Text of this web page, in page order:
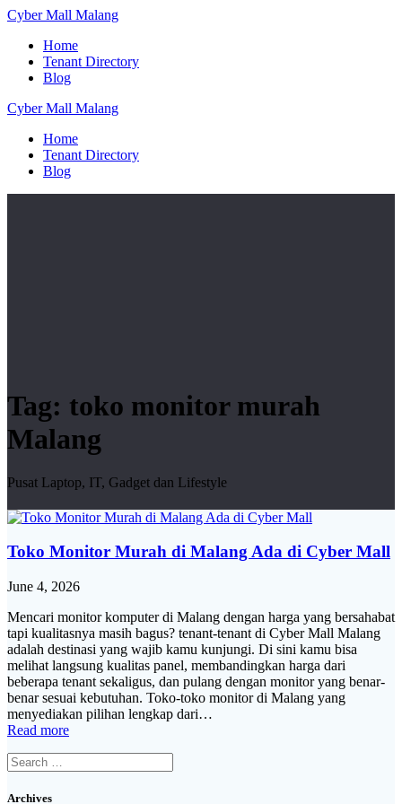
Skip
content
CyberMall Malang
Home
Tenant Directory
Blog
CyberMall Malang
Home
Tenant Directory
Blog
Tag: toko monitor murah
Malang
Pusat Laptop, IT, Gadget dan Lifestyle
Toko Monitor Murah di Malang Ada di Cyber Mall
June 4, 2026
Mencari monitor komputer di Malang dengan harga yang bersahabat
tapi kualitasnya masih bagus? tenant-tenant di Cyber Mall Malang
adalah destinasi yang wajib kamu kunjungi. Di sini kamu bisa
melihat langsung kualitas panel, membandingkan harga dari
beberapa tenant sekaligus, dan pulang dengan monitor yang benar-
benar sesuai kebutuhan. Toko-toko monitor di Malang yang
menyediakan pilihan lengkap dari…
Read more
Search
for:
Archives